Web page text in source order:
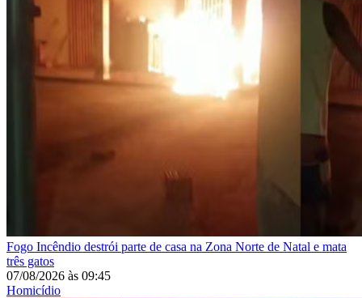
Fogo Incêndio destrói parte de casa na Zona Norte de Natal e mata
três gatos
07/08/2026 às 09:45
Homicídio